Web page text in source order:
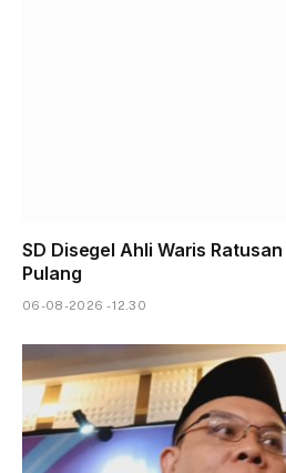
SD Disegel Ahli Waris
Pulang
06-08-2026 - 12.30